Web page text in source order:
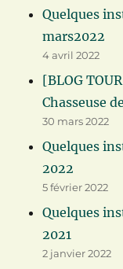
Quelques
mars2022
4 avril 2022
[BLOG
Chasseuse
30 mars 2022
Quelques
2022
5 février 2022
Quelques
2021
2 janvier 2022